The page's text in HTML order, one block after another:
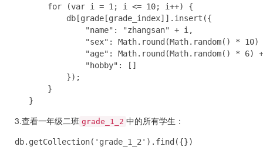
for (var i = 1; i <= 10; i++) {
db[grade[grade_index]].insert({
"name": "zhangsan" + i,
"sex": Math.round(Math.random() * 10)
"age": Math.round(Math.random() * 6) +
"hobby": []
});
}
}
3.查看一年级二班 grade_1_2 中的所有学生：
db.getCollection('grade_1_2').find({})